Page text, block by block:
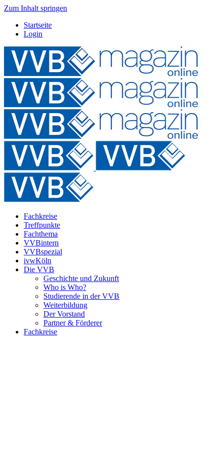
Zum Inhalt springen
Startseite
Login
Fachkreise
Treffpunkte
Fachthema
VVBintern
VVBspezial
ivwKöln
Die VVB
Geschichte und Zukunft
Who is Who?
Studierende in der VVB
Weiterbildung
Der Vorstand
Partner & Förderer
Fachkreise